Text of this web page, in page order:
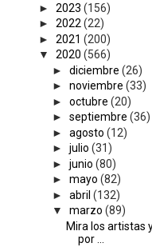
► 2023 (156)
► 2022 (22)
► 2021 (200)
▼
2020 (566)
► diciembre (26)
► noviembre (33)
► octubre (20)
► septiembre (36)
► agosto (12)
► julio (31)
► junio (80)
► mayo (82)
► abril (132)
▼
marzo (89)
Mira los artistas
por ...